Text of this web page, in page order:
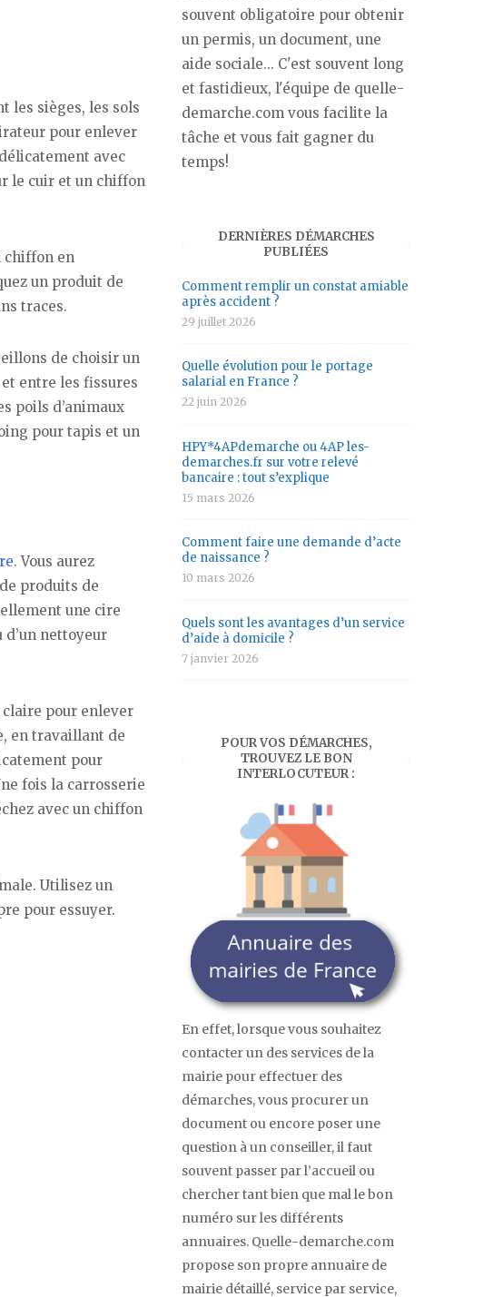
les sièges, les sols
pour enlever
avec
le cuir et un chiffon
chiffon en
un produit de
traces.
de choisir un
entre les fissures
poils d’animaux
pour tapis et un
. Vous aurez
produits de
une cire
d’un nettoyeur
claire pour enlever
en travaillant de
pour
fois la carrosserie
avec un chiffon
Utilisez un
pour essuyer.
souvent obligatoire pour obtenir
un permis, un document, une
aide sociale... C'est souvent long
et fastidieux, l'équipe de quelle-
demarche.com vous facilite la
tâche et vous fait gagner du
temps!
DERNIÈRES DÉMARCHES
PUBLIÉES
Comment remplir un constat amiable
après accident ?
29 juillet 2026
Quelle évolution pour le portage
salarial en France ?
22 juin 2026
HPY*4APdemarche ou 4AP les-
demarches.fr sur votre relevé
bancaire : tout s’explique
15 mars 2026
Comment faire une demande d’acte
de naissance ?
10 mars 2026
Quels sont les avantages d’un service
d’aide à domicile ?
7 janvier 2026
POUR VOS DÉMARCHES,
TROUVEZ LE BON
INTERLOCUTEUR :
En effet, lorsque vous souhaitez
contacter un des services de la
mairie pour effectuer des
démarches, vous procurer un
document ou encore poser une
question à un conseiller, il faut
souvent passer par l’accueil ou
chercher tant bien que mal le bon
numéro sur les différents
annuaires. Quelle-demarche.com
propose son propre annuaire de
mairie détaillé, service par service,